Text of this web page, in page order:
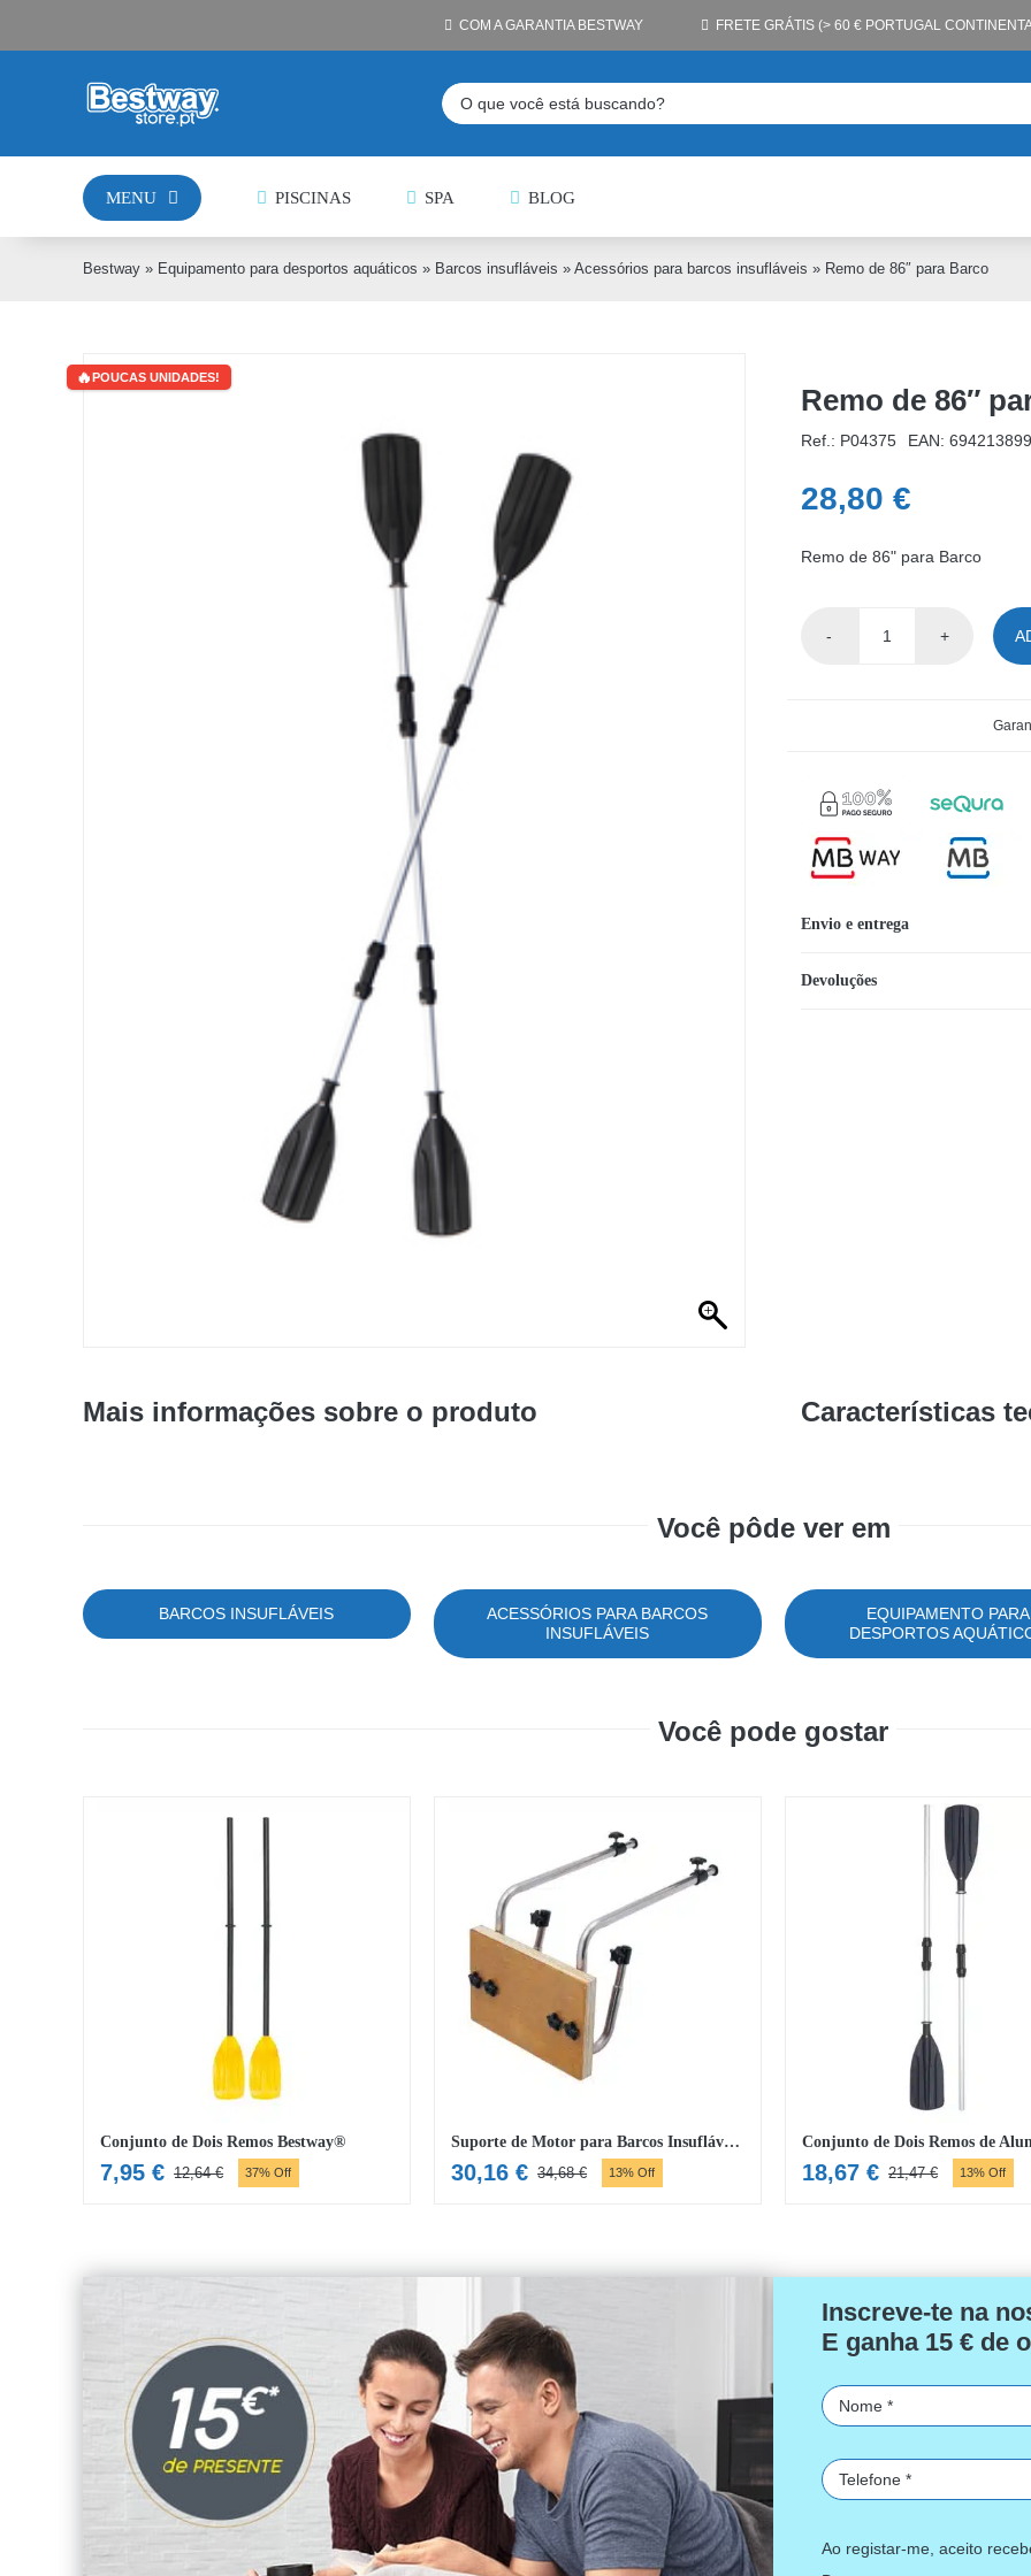
to
PISCINAS SPA BLOG
MENU
COM A GARANTIA BESTWAY FRETE GRÁTIS (> 60 € PORTUGAL
Pesquisar
Bestway» Equipamento para desportos aquáticos » Barcos insufláveis » Acessórios para barcos insufláveis » Remo de 86″ para Barco
POUCAS UNIDADES!
Remo de 86″
Ref.: P04375 EAN:
28,80 €
Remo de 86" para Barco
para
Envio e entrega
Devoluções
Mais informações sobre o produto Características
Você pôde ver em
BARCOS INSUFLÁVEIS
ACESSÓRIOS PARA BARCOS
INSUFLÁVEIS
EQUIPAMENTO PARA
DESPORTOS
Você pode gostar
Conjunto de Dois Remos Bestway®
12,64€O
era:
12,64 €.
7,95 €
O
é:
7,95 €.
37% Off
Suporte de Motor para Barcos Insufláveis Bestway® Hydro-Force™ Raft
34,68€O
era:
30,16 €
O
é:
13% Off 21,47€O
18,67 €
O 13% Off
Inscreve-te na
E ganha 15 € de
Ao registar-me, aceito